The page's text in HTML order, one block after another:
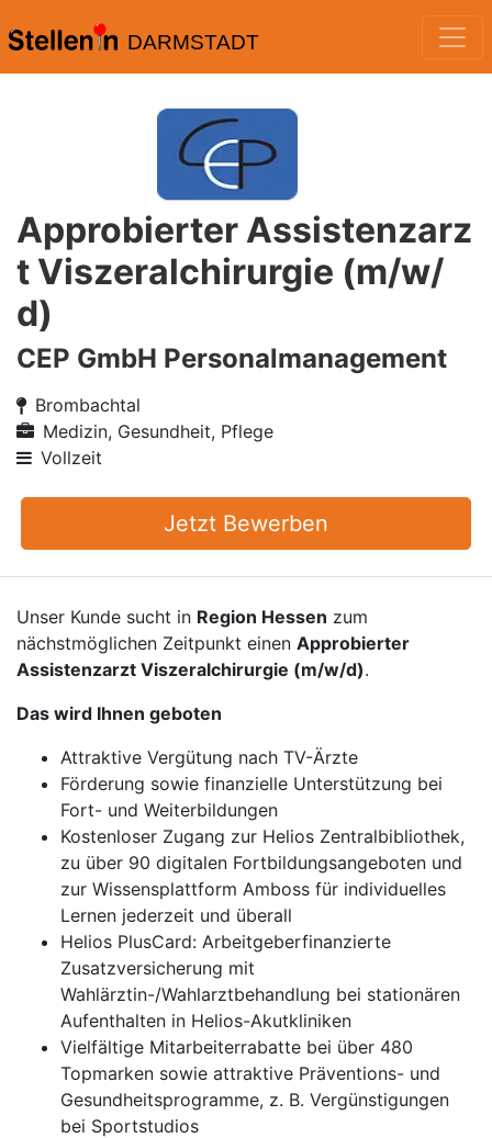
DARMSTADT
Approbierter Assistenzarz
t Viszeralchirurgie (m/w/
d)
CEP GmbH Personalmanagement
Brombachtal
Medizin, Gesundheit, Pflege
Vollzeit
Jetzt Bewerben
Unser Kunde sucht in Region Hessen zum
nächstmöglichen Zeitpunkt einen Approbierter
Assistenzarzt Viszeralchirurgie (m/w/d).
Das wird Ihnen geboten
Attraktive Vergütung nach TV-Ärzte
Förderung sowie finanzielle Unterstützung bei
Fort- und Weiterbildungen
Kostenloser Zugang zur Helios Zentralbibliothek,
zu über 90 digitalen Fortbildungsangeboten und
zur Wissensplattform Amboss für individuelles
Lernen jederzeit und überall
Helios PlusCard: Arbeitgeberfinanzierte
Zusatzversicherung mit
Wahlärztin-/Wahlarztbehandlung bei stationären
Aufenthalten in Helios-Akutkliniken
Vielfältige Mitarbeiterrabatte bei über 480
Topmarken sowie attraktive Präventions- und
Gesundheitsprogramme, z. B. Vergünstigungen
bei Sportstudios